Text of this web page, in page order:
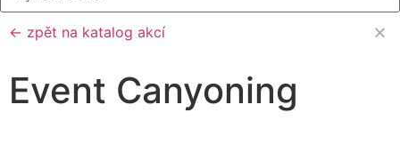
← zpět na katalog akcí
Event Canyoning